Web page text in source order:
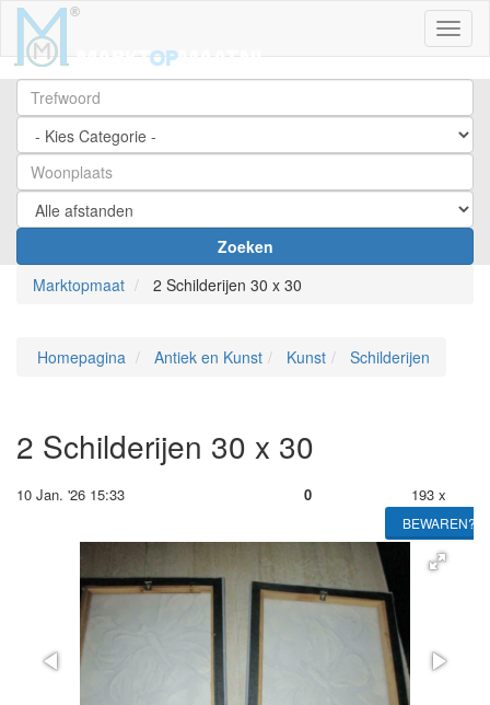
Zoeken
Marktopmaat
2 Schilderijen 30 x 30
Homepagina Antiek en Kunst Kunst Schilderijen
2 Schilderijen 30 x 30
10 Jan. '26 15:33 0 193 x
BEWAREN?